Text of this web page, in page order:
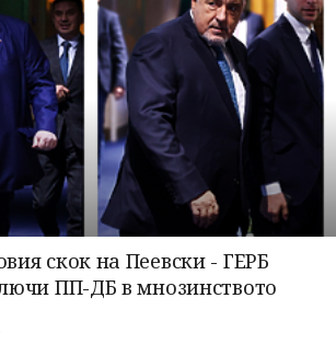
скок на Пеевски - ГЕРБ
ПП-ДБ в мнозинството